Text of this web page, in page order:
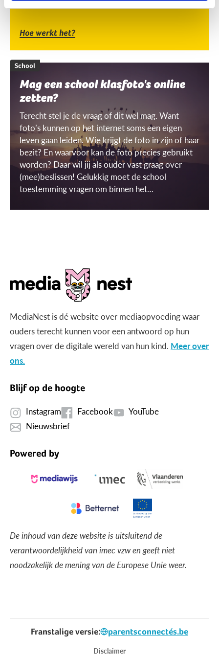
Hoe werkt het?
School
Mag een school klasfoto's online
zetten?
Terecht stel je de vraag of dit wel mag. Want
foto’s kunnen op het internet soms een eigen
leven gaan leiden. Wie krijgt de foto in zijn of haar
bezit? En waarvoor kan de foto precies gebruikt
worden? Daar wil jij als ouder vast graag over
(mee)beslissen! Gelukkig moet de school
toestemming vragen om binnen het
maken én gebruiken. Maar wat is dat dan, een
MediaNest is dé website over mediaopvoeding waar
ouders terecht kunnen voor een antwoord op hun
vragen over de digitale wereld van hun kind. Meer over
ons.
Blijf op de hoogte
Instagram Facebook
YouTube
Nieuwsbrief
Powered by
De inhoud van deze website is uitsluitend de
verantwoordelijkheid van imec vzw en geeft niet
noodzakelijk de mening van de Europese Unie weer.
Franstalige versie: parentsconnectés.be
Disclaimer